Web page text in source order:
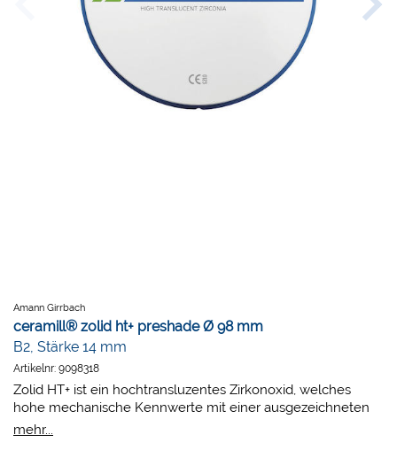
Amann Girrbach
ceramill® zolid ht+ preshade Ø 98 mm
B2, Stärke 14 mm
Artikelnr: 9098318
Zolid HT+ ist ein hochtransluzentes Zirkonoxid, welches
hohe mechanische Kennwerte mit einer ausgezeichneten
Ästhetik vereint. Äußerst kantenstabil erlaubt Zolid HT+ eine
mehr...